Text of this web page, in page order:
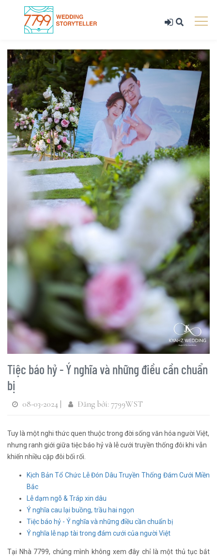
Tiệc báo hỷ - Ý nghĩa và những điều cần chuẩn
bị
08-03-2024 | Đăng bởi: 7799WST
Tuy là một nghi thức quen thuộc trong đời sống văn hóa người Việt,
nhưng ranh giới giữa tiệc báo hỷ và lễ cưới truyền thống đôi khi vẫn
khiến nhiều cặp đôi bối rối.
Kịch Bản Tổ Chức Lễ Đón Dâu Truyền Thống Đám Cưới Miền
Bắc
Lễ dạm ngõ & Tráp xin dâu
Ý nghĩa cau lại buồng, trầu hai ngọn
Tiệc báo hỷ - Ý nghĩa và những điều cần chuẩn bị
Ý nghĩa lễ nạp tài trong đám cưới của người Việt
Tại Nhà 7799, chúng mình không xem đây chỉ là một thủ tục bắt